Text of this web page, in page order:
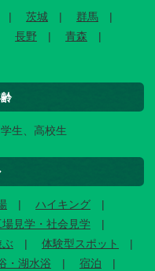
茨城
群馬
長野
青森
生、高校生
ハイキング
場見学・社会見学
ぶ
体験型スポット
・湖水浴
宿泊